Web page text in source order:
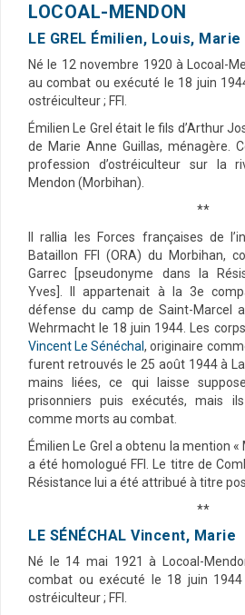
LOCOAL-MENDON
LE GREL Émilien, Louis, Marie
Né le 12 novembre 1920 à Locoal-
au combat ou exécuté le 18 juin
ostréiculteur ; FFI.
Émilien Le Grel était le fils d’Arthur
de Marie Anne Guillas, ménagère.
profession d’ostréiculteur sur la
Mendon (Morbihan).
**
Il rallia les Forces françaises de
Bataillon FFI (ORA) du Morbihan,
Garrec [pseudonyme dans la
Yves]. Il appartenait à la 3e
défense du camp de Saint-Marcel
Wehrmacht le 18 juin 1944. Les
Vincent Le Sénéchal, originaire
furent retrouvés le 25 août 1944 à
mains liées, ce qui laisse
prisonniers puis exécutés, mais
comme morts au combat.
Émilien Le Grel a obtenu la mention
a été homologué FFI. Le titre de
Résistance lui a été attribué à titre
**
LE SÉNÉCHAL Vincent, Marie
Né le 14 mai 1921 à Locoal-
combat ou exécuté le 18 juin
ostréiculteur ; FFI.